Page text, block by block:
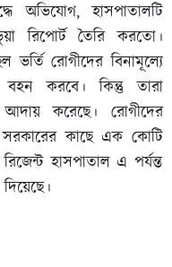
অভিযোগ, হাসপাতালটি
রিপোর্ট তৈরি করতো।
ভর্তি রোগীদের বিনামূল্যে
করবে। কিন্তু তারা
করেছে। রোগীদের
সরকারের কাছে এক কোটি
হাসপাতাল এ পর্যন্ত